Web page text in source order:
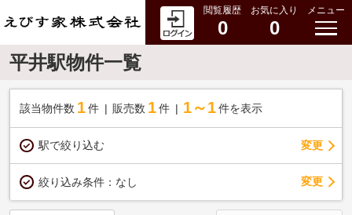
閲覧履歴
0
お気に入り
0
メニュー
平井駅物件一覧
該当物件数 1件 販売数 1 件 1～1 件を表示
駅で絞り込む 変更
絞り込み条件： なし 変更